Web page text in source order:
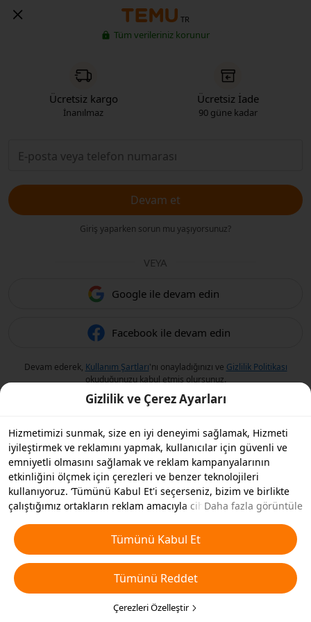
TR
Tüm verileriniz korunur
Ücretsiz kargo
İnanılmaz
Ücretsiz İade
90 güne kadar
Devam et
Giriş yaparken sorun mu yaşıyorsunuz?
VEYA
Google ile devam edin
Facebook ile devam edin
Devam ederek, Kullanım Şartları'nı onayladığınızı ve Gizlilik Politikası
okuduğunuzu kabul etmiş olursunuz.
Gizlilik ve Çerez Ayarları
Hizmetimizi sunmak, size en iyi deneyimi sağlamak, Hizmeti
iyileştirmek ve reklamını yapmak, kullanıcılar için güvenli ve
emniyetli olmasını sağlamak ve reklam kampanyalarının
etkinliğini ölçmek için çerezleri ve benzer teknolojileri
kullanıyoruz. ‘Tümünü Kabul Et'i seçerseniz, bizim ve birlikte
çalıştığımız ortakların reklam amacıyla cihazınızda çerezleri ve
Ayrıca, temel olmayan çerezlerin ’Tümünü Reddedebilir' veya
aşağıdaki ’Çerezleri Özelleştir'i tıklayarak veya gizlilik
ayarlarınızda istediğiniz zaman hangi çerez türlerini kabul
etmek veya devre dışı bırakmak istediğinizi seçebilirsiniz. Daha
fazla detay içinÇerezler ve Benzer Teknolojiler Politikamıza
Daha fazla görüntüle
Tümünü Kabul Et
Tümünü Reddet
Çerezleri Özelleştir